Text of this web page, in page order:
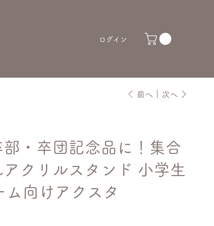
ログイン
前へ 次へ
・卒団記念品に！集合
クリルスタンド 小学生
ム向けアクスタ